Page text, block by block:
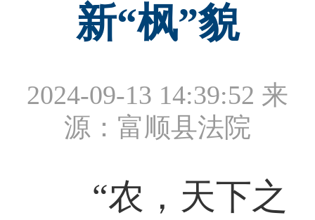
新“枫”貌
2024-09-13 14:39:52 来
源：富顺县法院
“农，天下之